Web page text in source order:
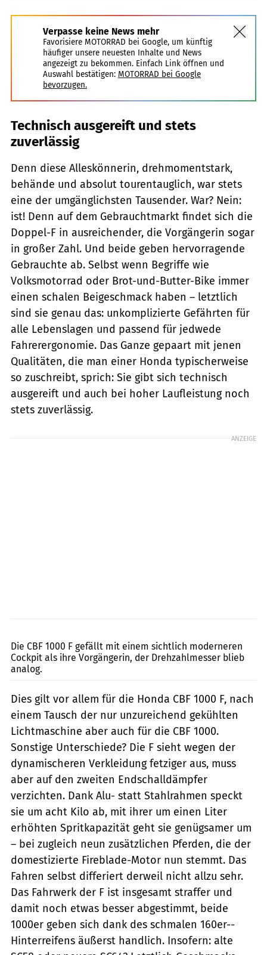
Verpasse keine News mehr
Favorisiere MOTORRAD bei Google, um künftig
häufiger unsere neuesten Inhalte und News
angezeigt zu bekommen. Einfach Link öffnen und
Auswahl bestätigen: MOTORRAD bei Google
bevorzugen.
Technisch ausgereift und stets
zuverlässig
Denn diese Alleskönnerin, drehmomentstark,
behände und absolut tourentauglich, war stets
eine der umgänglichsten Tausender. War? Nein:
ist! Denn auf dem Gebrauchtmarkt findet sich die
Doppel-F in ausreichender, die Vorgängerin ­sogar
in großer Zahl. Und beide geben hervorragende
Gebrauchte ab. Selbst wenn Begriffe wie
Volksmotorrad oder Brot-und-Butter-Bike immer
einen schalen Beigeschmack haben – letztlich
sind sie genau das: unkomplizierte Gefährten für
alle Lebenslagen und passend für jedwede
Fahrerergonomie. Das Ganze gepaart mit jenen
Qualitäten, die man einer Honda typischerweise
so zuschreibt, sprich: Sie gibt sich technisch
ausgereift und auch bei hoher Laufleistung noch
stets zuverlässig.
ANZEIGE
Die CBF 1000 F gefällt mit einem sichtlich moderneren
Cockpit als ihre Vorgängerin, der Drehzahlmesser blieb
analog.
Dies gilt vor allem für die Honda CBF 1000 F, nach
einem Tausch der nur unzureichend gekühlten
Lichtmaschine aber auch für die CBF 1000.
Sonstige Unterschiede? Die F sieht wegen der
dynamischeren Verkleidung fetziger aus, muss
aber auf den zweiten Endschalldämpfer
verzichten. Dank Alu- statt Stahlrahmen speckt
sie um acht Kilo ab, mit ihrer um einen Liter
erhöhten Spritkapazität geht sie genügsamer um
– bei zugleich neun zusätzlichen Pferden, die der
domestizierte Fireblade-Motor nun stemmt. Das
Fahren selbst differiert derweil nicht allzu sehr.
Das Fahrwerk der F ist insgesamt straffer und
damit noch ­etwas besser abgestimmt, beide
1000er geben sich dank des schmalen 160er-­
Hinterreifens äußerst handlich. Insofern: ­alte